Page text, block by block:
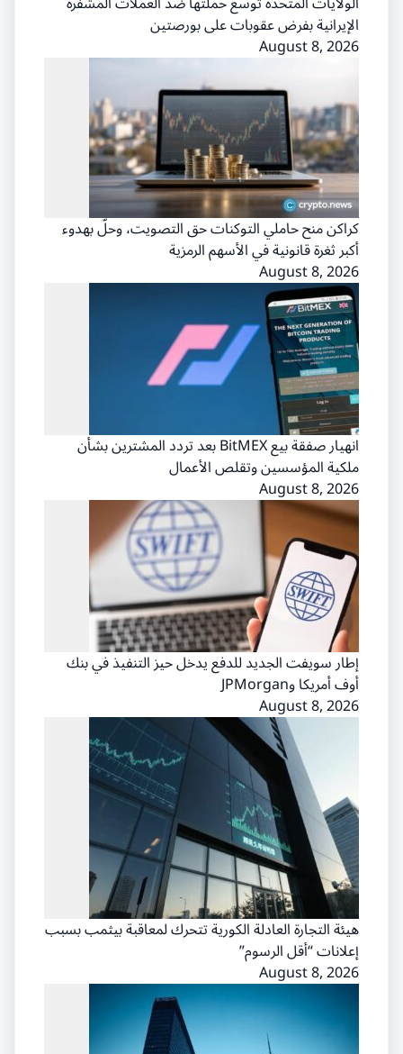
الإيرانية بفرض عقوبات على بورصتين
August 8, 2026
كراكن منح حاملي التوكنات حق التصويت، وحلّ بهدوء
أكبر ثغرة قانونية في الأسهم الرمزية
August 8, 2026
انهيار صفقة بيع BitMEX بعد تردد المشترين بشأن
ملكية المؤسسين وتقلص الأعمال
August 8, 2026
إطار سويفت الجديد للدفع يدخل حيز التنفيذ في بنك
أوف أمريكا وJPMorgan
August 8, 2026
هيئة التجارة العادلة الكورية تتحرك لمعاقبة بيثمب بسبب
إعلانات “أقل الرسوم”
August 8, 2026